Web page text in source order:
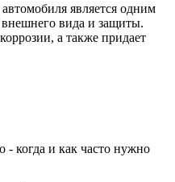
является одним
вида и защиты.
а также придает
- когда и как часто нужно